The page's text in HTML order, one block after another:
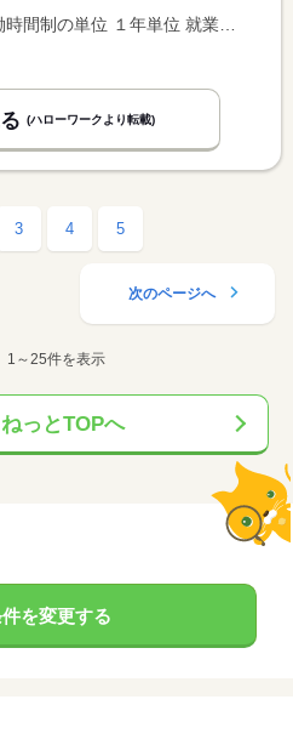
変形労働時間制 変形労働時間制の単位 １年単位 就業時間１ 8時00分〜17時00分 就業時間に関する特記事項 ・業務の都合により、就業時間が異なる場合があります。
(ハローワークより転載)
3 4 5
次のページへ
1～25件を表示
っとTOPへ
を変更する